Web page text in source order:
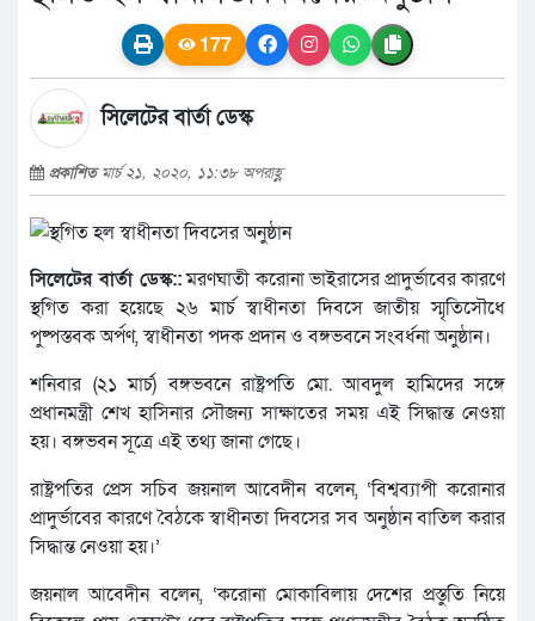
177
সিলেটের বার্তা ডেস্ক
প্রকাশিতমার্চ ২১, ২০২০, ১১:৩৮ অপরাহ্ণ
সিলেটের বার্তা ডেস্ক::মরণঘাতী করোনা ভাইরাসের প্রাদুর্ভাবের কারণে
স্থগিত করা হয়েছে ২৬ মার্চ স্বাধীনতা দিবসে জাতীয় স্মৃতিসৌধে
পুষ্পস্তবক অর্পণ, স্বাধীনতা পদক প্রদান ও বঙ্গভবনে সংবর্ধনা অনুষ্ঠান।
শনিবার (২১ মার্চ) বঙ্গভবনে রাষ্ট্রপতি মো. আবদুল হামিদের সঙ্গে
প্রধানমন্ত্রী শেখ হাসিনার সৌজন্য সাক্ষাতের সময় এই সিদ্ধান্ত নেওয়া
হয়। বঙ্গভবন সূত্রে এই তথ‌্য জানা গেছে।
রাষ্ট্রপতির প্রেস সচিব জয়নাল আবেদীন বলেন, ‘বিশ্বব্যাপী করোনার
প্রাদুর্ভাবের কারণে বৈঠকে স্বাধীনতা দিবসের সব অনুষ্ঠান বাতিল করার
সিদ্ধান্ত নেওয়া হয়।’
জয়নাল আবেদীন বলেন, ‘করোনা মোকাবিলায় দেশের প্রস্তুতি নিয়ে